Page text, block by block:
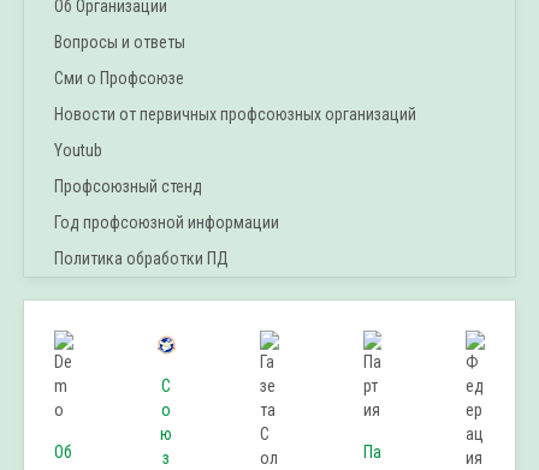
Об Организации
Вопросы и ответы
Сми о Профсоюзе
Новости от первичных профсоюзных организаций
Youtub
Профсоюзный стенд
Год профсоюзной информации
Политика обработки ПД
Об
С
о
ю
з
Па